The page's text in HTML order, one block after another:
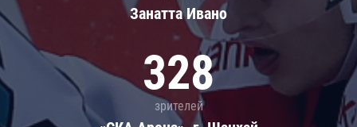
Занатта Иванo
328
зрителей